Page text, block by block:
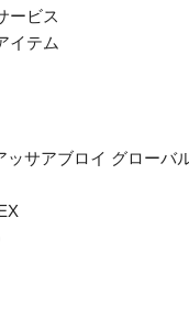
ービス
イテム
ッサアブロイ グローバ